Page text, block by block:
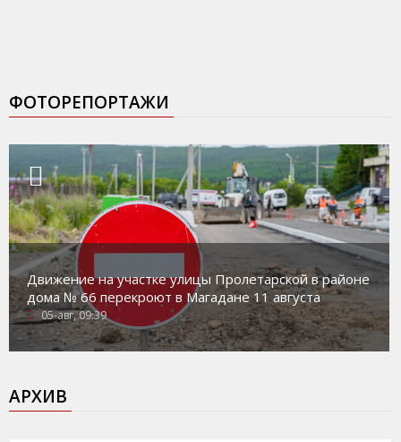
ФОТОРЕПОРТАЖИ
Движение на участке улицы Пролетарской в районе
дома № 66 перекроют в Магадане 11 августа
05-авг, 09:39
АРХИВ